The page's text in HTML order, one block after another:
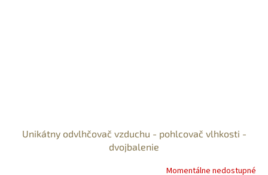
Unikátny odvlhčovač vzduchu - pohlcovač vlhkosti -
dvojbalenie
Momentálne nedostupné